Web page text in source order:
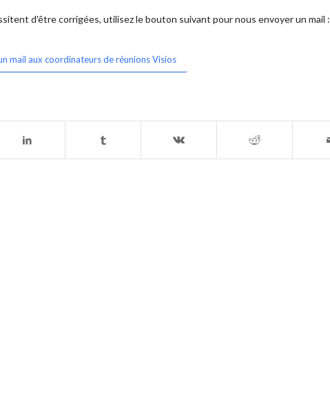
d'être corrigées, utilisez le bouton suivant pour nous envoyer un mail :
mail aux coordinateurs de réunions Visios